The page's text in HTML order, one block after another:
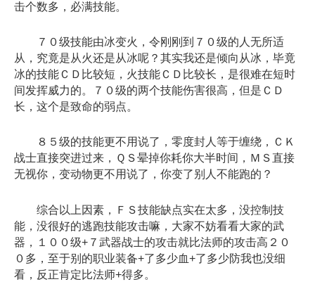
击个数多，必满技能。
７０级技能由冰变火，令刚刚到７０级的人无所适
从，究竟是从火还是从冰呢？其实我还是倾向从冰，毕竟
冰的技能ＣＤ比较短，火技能ＣＤ比较长，是很难在短时
间发挥威力的。７０级的两个技能伤害很高，但是ＣＤ
长，这个是致命的弱点。
８５级的技能更不用说了，零度封人等于缠绕，ＣＫ
战士直接突进过来，ＱＳ晕掉你耗你大半时间，ＭＳ直接
无视你，变动物更不用说了，你变了别人不能跑的？
综合以上因素，ＦＳ技能缺点实在太多，没控制技
能，没很好的逃跑技能攻击嘛，大家不妨看看大家的武
器，１００级+７武器战士的攻击就比法师的攻击高２０
０多，至于别的职业装备+了多少血+了多少防我也没细
看，反正肯定比法师+得多。